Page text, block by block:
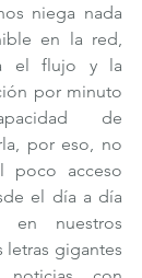
niega nada
en la red,
el flujo y la
por minuto
de
por eso, no
poco acceso
el día a día
en nuestros
letras gigantes